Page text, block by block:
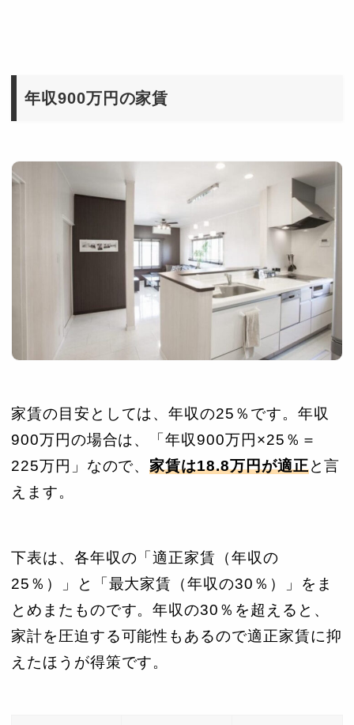
年収900万円の家賃
家賃の目安としては、年収の25％です。年収
900万円の場合は、「年収900万円×25％＝
225万円」なので、家賃は18.8万円が適正と言
えます。
下表は、各年収の「適正家賃（年収の
25％）」と「最大家賃（年収の30％）」をま
とめまたものです。年収の30％を超えると、
家計を圧迫する可能性もあるので適正家賃に抑
えたほうが得策です。